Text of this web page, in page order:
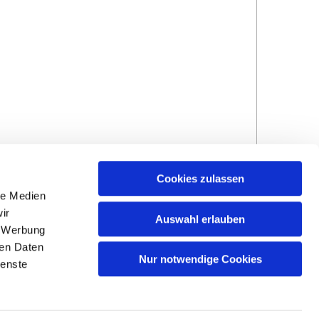
Medien
Daten
Cookies zulassen
Auswahl erlauben
Nur notwendige Cookies
Impressum und